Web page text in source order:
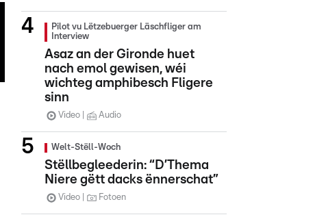
Pilot vu Lëtzebuerger Läschfliger am
Interview
Asaz an der Gironde huet
nach emol gewisen, wéi
wichteg amphibesch Fligere
sinn
Video Audio
Welt-Stëll-Woch
Stëllbegleederin: “D’Thema
Niere gëtt dacks ënnerschat”
Video Fotoen